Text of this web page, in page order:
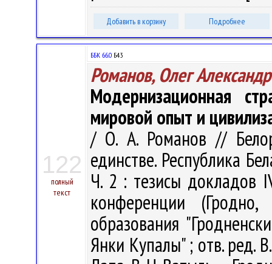
Добавить в корзину Подробнее
122
полный
текст
ББК 66.0 Б43
Романов, Олег
Модернизационная
мировой опыт и
/ О. А. Романов //
единстве. Республика
Ч. 2 : тезисы докладов
конференции
образования
Янки Купалы" ; отв. ред.